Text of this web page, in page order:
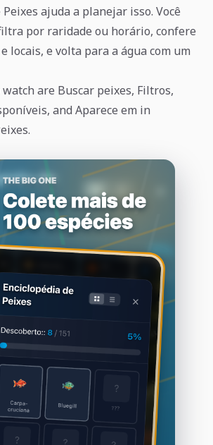
ajuda a planejar isso. Você
por raridade ou horário, confere
locais, e volta para a água com um
are Buscar peixes, Filtros,
and Aparece em in